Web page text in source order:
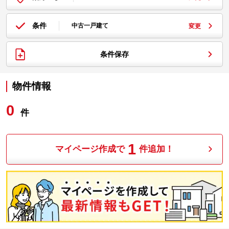
条件 中古一戸建て 変更
条件保存
物件情報
0 件
マイページ作成で 1 件追加！